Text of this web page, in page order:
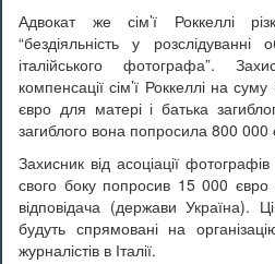
Адвокат же сім’ї Роккеллі
“бездіяльність у
італійського фотографа”.
компенсації сім’ї Роккеллі на
євро для матері і батька
загиблого вона попросила 800 000
Захисник від асоціації
свого боку попросив 15 000 євро
відповідача (держави Україна).
будуть спрямовані на
журналістів в Італії.